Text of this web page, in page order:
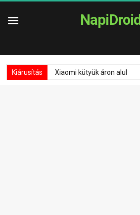
NapiDroid
Kiárusítás Xiaomi kütyük áron alul